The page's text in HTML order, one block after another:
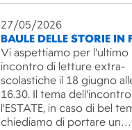
27/05/2026
BAULE DELLE STORIE IN
Vi aspettiamo per l'ultimo
incontro di letture extra-
scolastiche il 18 giugno
16.30. Il tema dell'incontro
l'ESTATE, in caso di bel
chiediamo di portare un…